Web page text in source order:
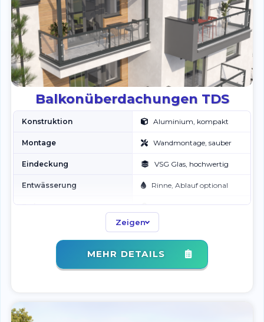
Balkonüberdachungen TDS
Konstruktion Aluminium, kompakt
Montage Wandmontage, sauber
Eindeckung VSG Glas, hochwertig
Entwässerung Rinne, Ablauf optional
Farbe RAL nach Wunsch
Zeigen
MEHR DETAILS